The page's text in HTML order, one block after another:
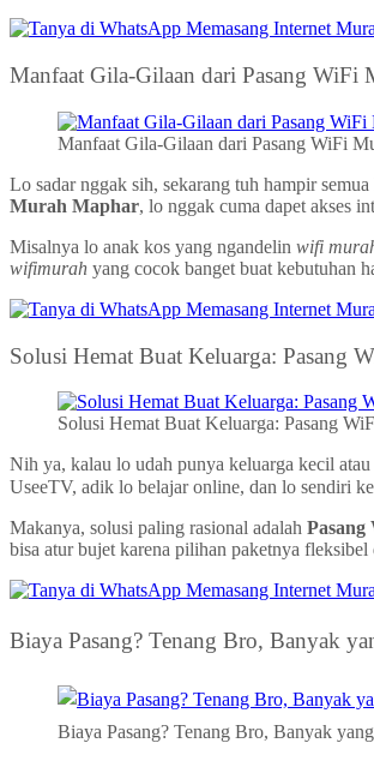
Manfaat Gila-Gilaan dari Pasang
Manfaat Gila-Gilaan dari Pasang WiFi
Lo sadar nggak sih, sekarang tuh hampir
Murah Maphar, lo nggak cuma dapet akses
Misalnya lo anak kos yang ngandelin wifi
wifimurah yang cocok banget buat kebutuhan
Solusi Hemat Buat Keluarga: Pasang
Solusi Hemat Buat Keluarga: Pasang
Nih ya, kalau lo udah punya keluarga kecil
UseeTV, adik lo belajar online, dan lo sendiri
Makanya, solusi paling rasional adalah
bisa atur bujet karena pilihan paketnya fleksibel
Biaya Pasang? Tenang Bro, Banyak
Biaya Pasang? Tenang Bro, Banyak